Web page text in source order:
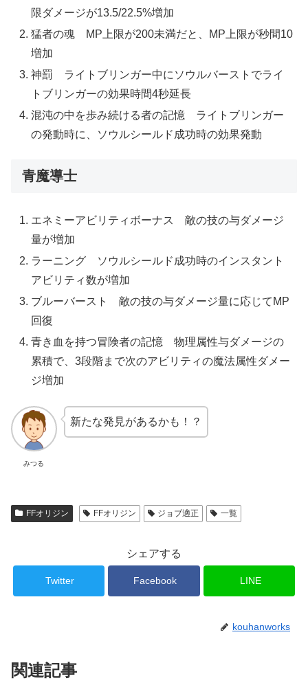
限ダメージが13.5/22.5%増加
猛者の魂 MP上限が200未満だと、MP上限が秒間10
増加
神罰 ライトブリンガー中にソウルバーストでライ
トブリンガーの効果時間4秒延長
混沌の中を歩み続ける者の記憶 ライトブリンガー
の発動時に、ソウルシールド成功時の効果発動
青魔導士
エネミーアビリティボーナス 敵の技の与ダメージ
量が増加
ラーニング ソウルシールド成功時のインスタント
アビリティ数が増加
ブルーバースト 敵の技の与ダメージ量に応じてMP
回復
青き血を持つ冒険者の記憶 物理属性与ダメージの
累積で、3段階まで次のアビリティの魔法属性ダメー
ジ増加
みつる
新たな発見があるかも！？
FFオリジン FFオリジン ジョブ適正 一覧
シェアする
Twitter Facebook LINE
kouhanworks
関連記事